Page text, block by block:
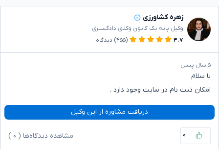
زهره کشاورزی
وکیل پایه یک کانون وکلای دادگستری
۴.۷
(۴۵۵) دیدگاه
۵ سال پیش
با سلام
امکان ثبت نام در سایت وجود دارد .
دریافت مشاوره از این وکیل
۰ مشاهده دیدگاه‌ها ( ۰